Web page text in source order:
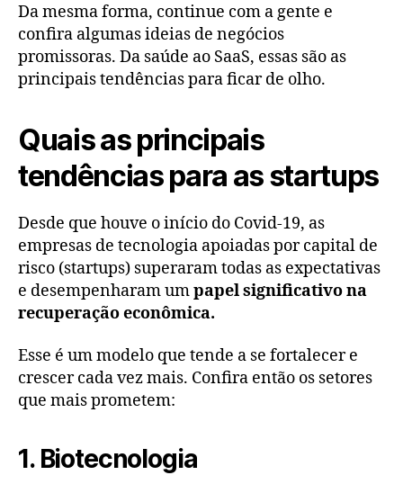
Da mesma forma, continue com a gente e
confira algumas ideias de negócios
promissoras. Da saúde ao SaaS, essas são as
principais tendências para ficar de olho.
Quais as principais
tendências para as startups
Desde que houve o início do Covid-19, as
empresas de tecnologia apoiadas por capital de
risco (startups) superaram todas as expectativas
e desempenharam umpapel significativo na
recuperação econômica.
Esse é um modelo que tende a se fortalecer e
crescer cada vez mais. Confira então os setores
que mais prometem:
1. Biotecnologia